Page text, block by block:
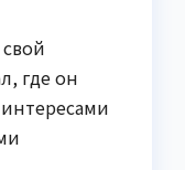
где он